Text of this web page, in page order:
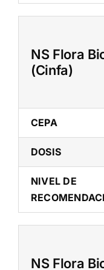
NS Flora
(Cinfa)
CEPA
DOSIS
NIVEL DE
NS Flora